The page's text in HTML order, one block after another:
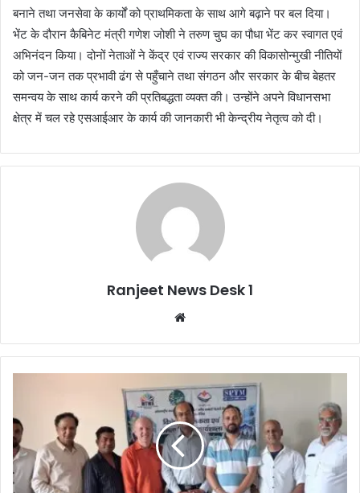
बनाने तथा जनसेवा के कार्यों को प्राथमिकता के साथ आगे बढ़ाने पर बल दिया।
भेंट के दौरान कैबिनेट मंत्री गणेश जोशी ने तरुण चुघ का पौधा भेंट कर स्वागत एवं
अभिनंदन किया। दोनों नेताओं ने केंद्र एवं राज्य सरकार की विकासोन्मुखी नीतियों
को जन-जन तक प्रभावी ढंग से पहुँचाने तथा संगठन और सरकार के बीच बेहतर
समन्वय के साथ कार्य करने की प्रतिबद्धता व्यक्त की। उन्होंने अपने विधानसभा
क्षेत्र में चल रहे एसआईआर के कार्य की जानकारी भी केन्द्रीय नेतृत्व को दी।
Ranjeet News Desk 1
te